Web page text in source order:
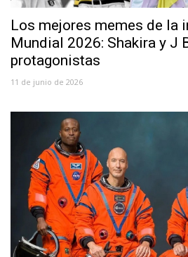
Los mejores memes de la
Mundial 2026: Shakira y J
protagonistas
11 de junio de 2026